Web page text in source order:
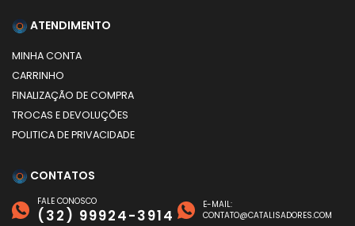
ATENDIMENTO
MINHA CONTA
CARRINHO
FINALIZAÇÃO DE COMPRA
TROCAS E DEVOLUÇÕES
POLITICA DE PRIVACIDADE
CONTATOS
FALE CONOSCO
(32) 99924-3914
E-MAIL:
CONTATO@CATALISADORES.COM